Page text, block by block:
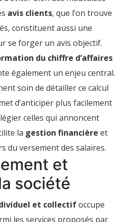
avis clients, que l’on trouve
constituent aussi une
se forger un avis objectif.
du chiffre d’affaires
également un enjeu central.
soin de détailler ce calcul
d’anticiper plus facilement
celles qui annoncent
la gestion financière et
du versement des salaires.
et
société
et collectifoccupe
les services proposés par